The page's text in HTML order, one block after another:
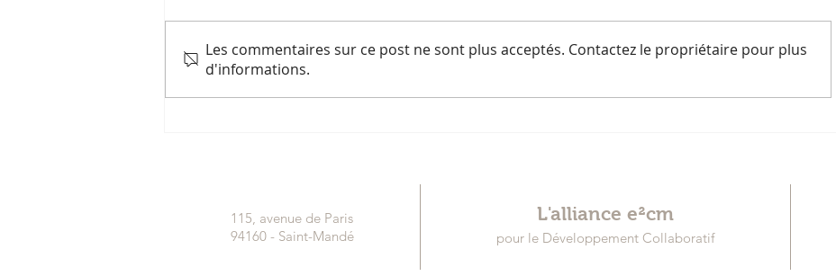
Permaculture et ODD
FOCM:
Les commentaires sur ce post ne sont plus acceptés. Contactez le propriétaire pour plus
d'informations.
115, avenue de Paris
94160 - Saint-Mandé
L'alliance e²cm
pour le Développement Collaboratif